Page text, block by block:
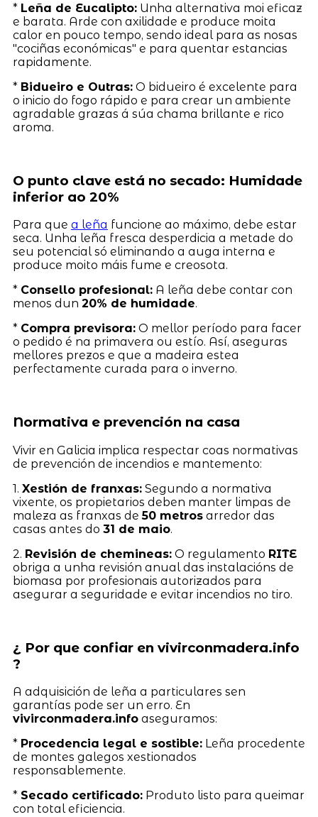
* Leña de Eucalipto:Unha alternativa moi eficaz
e barata. Arde con axilidade e produce moita
calor en pouco tempo, sendo ideal para as nosas
"cociñas económicas" e para quentar estancias
rapidamente.
* Bidueiro e Outras:O bidueiro é excelente para
o inicio do fogo rápido e para crear un ambiente
agradable grazas á súa chama brillante e rico
aroma.
O punto clave está no secado: Humidade
inferior ao 20%
Para que a leña funcione ao máximo, debe estar
seca. Unha leña fresca desperdicia a metade do
seu potencial só eliminando a auga interna e
produce moito máis fume e creosota.
* Consello profesional:A leña debe contar con
menos dun 20% de humidade.
* Compra previsora:O mellor período para facer
o pedido é na primavera ou estío. Así, aseguras
mellores prezos e que a madeira estea
perfectamente curada para o inverno.
Normativa e prevención na casa
Vivir en Galicia implica respectar coas normativas
de prevención de incendios e mantemento:
1. Xestión de franxas:Segundo a normativa
vixente, os propietarios deben manter limpas de
maleza as franxas de50 metrosarredor das
casas antes do 31 de maio.
2. Revisión de chemineas:O regulamento RITE
obriga a unha revisión anual das instalacións de
biomasa por profesionais autorizados para
asegurar a seguridade e evitar incendios no tiro.
¿ Por que confiar en vivirconmadera.info
?
A adquisición de leña a particulares sen
garantías pode ser un erro. En
vivirconmadera.infoaseguramos:
* Procedencia legal e sostible:Leña procedente
de montes galegos xestionados
responsablemente.
* Secado certificado:Produto listo para queimar
con total eficiencia.